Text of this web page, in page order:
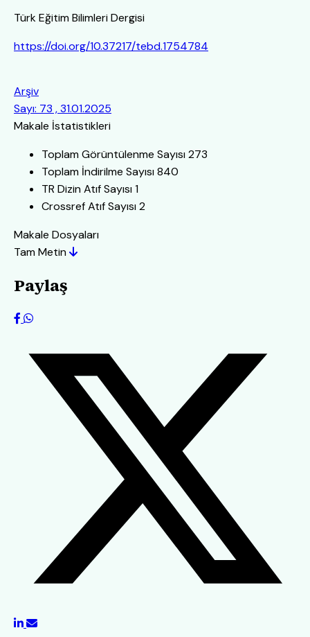
Türk Eğitim Bilimleri Dergisi
https://doi.org/10.37217/tebd.1754784
Arşiv
Sayı: 73 , 31.01.2025
Makale İstatistikleri
Toplam Görüntülenme Sayısı273
Toplam İndirilme Sayısı840
TR Dizin Atıf Sayısı1
Crossref Atıf Sayısı2
Makale Dosyaları
Tam Metin
Paylaş